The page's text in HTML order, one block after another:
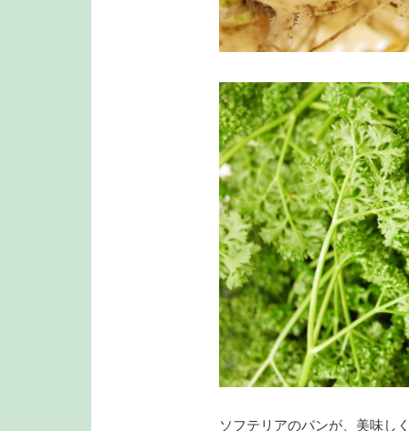
ソフテリアのパンが、美味し